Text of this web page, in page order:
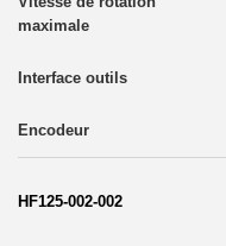
HF125-002-002